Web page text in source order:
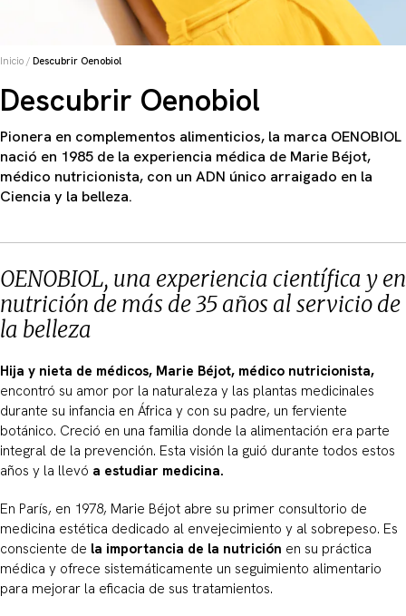
Inicio / Descubrir Oenobiol
Descubrir Oenobiol
Pionera en complementos alimenticios, la marca OENOBIOL
nació en 1985 de la experiencia médica de Marie Béjot,
médico nutricionista, con un ADN único arraigado en la
Ciencia y la belleza.
OENOBIOL, una experiencia científica y en
nutrición de más de 35 años al servicio de
la belleza
Hija y nieta de médicos, Marie Béjot, médico nutricionista,
encontró su amor por la naturaleza y las plantas medicinales
durante su infancia en África y con su padre, un ferviente
botánico. Creció en una familia donde la alimentación era parte
integral de la prevención. Esta visión la guió durante todos estos
años y la llevó a estudiar medicina.
En París, en 1978, Marie Béjot abre su primer consultorio de
medicina estética dedicado al envejecimiento y al sobrepeso. Es
consciente de la importancia de la nutrición en su práctica
médica y ofrece sistemáticamente un seguimiento alimentario
para mejorar la eficacia de sus tratamientos.